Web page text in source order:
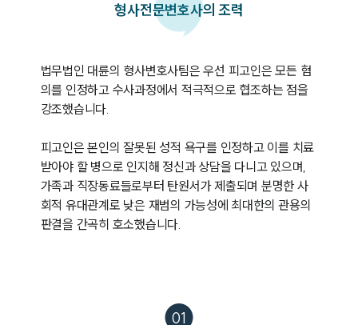
형사전문변호사의 조력
법무법인 대륜의 형사변호사팀은 우선 피고인은 모든 혐
의를 인정하고 수사과정에서 적극적으로 협조하는 점을
강조했습니다.
피고인은 본인의 잘못된 성적 욕구를 인정하고 이를 치료
받아야 할 병으로 인지해 정신과 상담을 다니고 있으며,
가족과 직장동료들로부터 탄원서가 제출되며 분명한 사
회적 유대관계로 낮은 재범의 가능성에 최대한의 관용의
판결을 간곡히 호소했습니다.